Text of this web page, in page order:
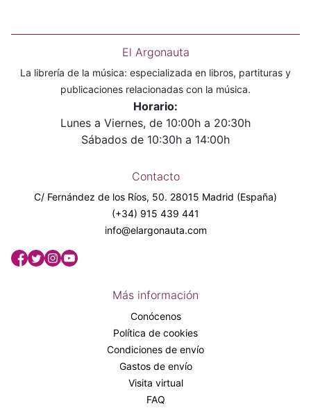
El Argonauta
La librería de la música: especializada en libros, partituras y
publicaciones relacionadas con la música.
Horario:
Lunes a Viernes, de 10:00h a 20:30h
Sábados de 10:30h a 14:00h
Contacto
C/ Fernández de los Ríos, 50. 28015 Madrid (España)
(+34) 915 439 441
info@elargonauta.com
Más información
Conócenos
Política de cookies
Condiciones de envío
Gastos de envío
Visita virtual
FAQ